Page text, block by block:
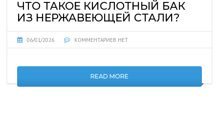
ЧТО ТАКОЕ КИСЛОТНЫЙ БАК
ИЗ НЕРЖАВЕЮЩЕЙ СТАЛИ?
06/01/2026 КОММЕНТАРИЕВ НЕТ
READ MORE